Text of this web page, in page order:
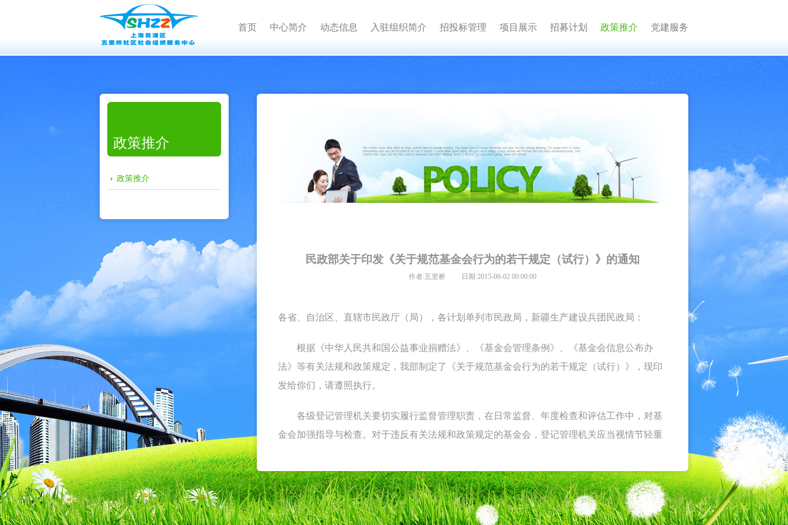
首页 中心简介 动态信息 入驻组织简介 招投标管理 项目展示 招募计划 政策推介 党建服务
政策推介
政策推介
民政部关于印发《关于规范基金会行为的若干规定（试行）》的通知
作者:五里桥 日期:2015-06-02 00:00:00
各省、自治区、直辖市民政厅（局），各计划单列市民政局，新疆生产建设兵团民政局：
根据《中华人民共和国公益事业捐赠法》、《基金会管理条例》、《基金会信息公布办
法》等有关法规和政策规定，我部制定了《关于规范基金会行为的若干规定（试行）》，现印
发给你们，请遵照执行。
各级登记管理机关要切实履行监督管理职责，在日常监督、年度检查和评估工作中，对基
金会加强指导与检查。对于违反有关法规和政策规定的基金会，登记管理机关应当视情节轻重
依法给予行政处罚。
二○一二年七月十日